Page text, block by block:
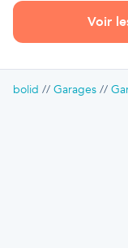
Voir
bolid Garages